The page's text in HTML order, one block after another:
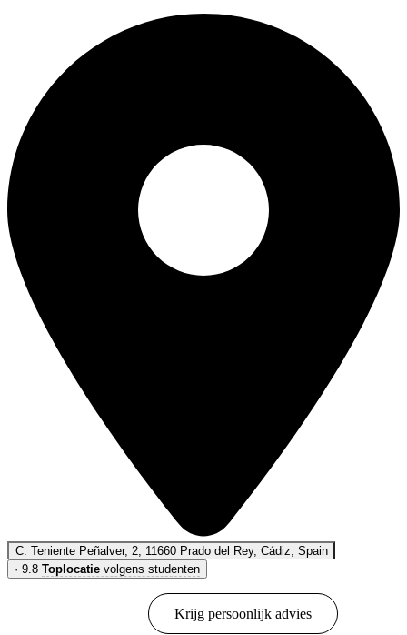
C. Teniente Peñalver, 2, 11660 Prado del Rey, Cádiz, Spain
· 9.8 Toplocatie volgens studenten
Krijg persoonlijk advies